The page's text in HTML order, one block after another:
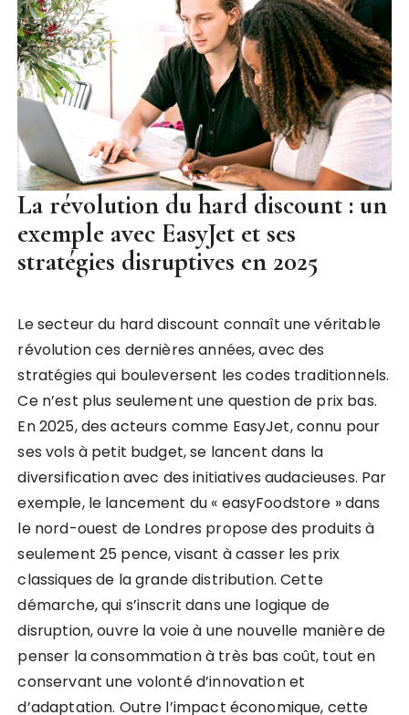
La révolution du hard discount : un
exemple avec EasyJet et ses
stratégies disruptives en 2025
Le secteur du hard discount connaît une véritable
révolution ces dernières années, avec des
stratégies qui bouleversent les codes traditionnels.
Ce n’est plus seulement une question de prix bas.
En 2025, des acteurs comme EasyJet, connu pour
ses vols à petit budget, se lancent dans la
diversification avec des initiatives audacieuses. Par
exemple, le lancement du « easyFoodstore » dans
le nord-ouest de Londres propose des produits à
seulement 25 pence, visant à casser les prix
classiques de la grande distribution. Cette
démarche, qui s’inscrit dans une logique de
disruption, ouvre la voie à une nouvelle manière de
penser la consommation à très bas coût, tout en
conservant une volonté d’innovation et
d’adaptation. Outre l’impact économique, cette